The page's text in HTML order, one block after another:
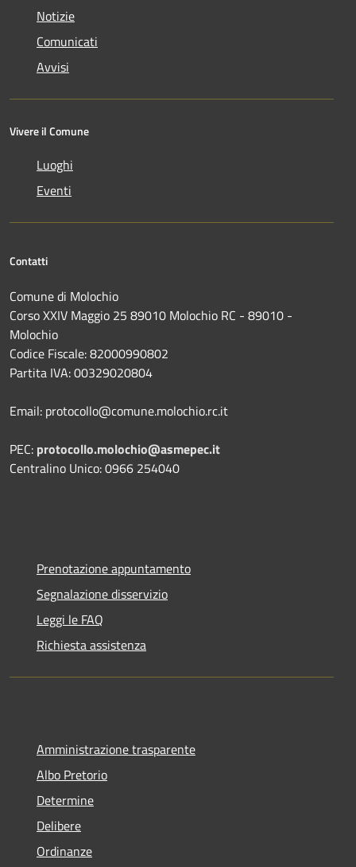
Notizie
Comunicati
Avvisi
Vivere il Comune
Luoghi
Eventi
Contatti
Comune di Molochio
Corso XXIV Maggio 25 89010 Molochio RC - 89010 -
Molochio
Codice Fiscale: 82000990802
Partita IVA: 00329020804
Email: protocollo@comune.molochio.rc.it
PEC: protocollo.molochio@asmepec.it
Centralino Unico: 0966 254040
Prenotazione appuntamento
Segnalazione disservizio
Leggi le FAQ
Richiesta assistenza
Amministrazione trasparente
Albo Pretorio
Determine
Delibere
Ordinanze